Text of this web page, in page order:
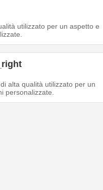
utilizzato per un aspetto e
alta qualità utilizzato per un
personalizzate.